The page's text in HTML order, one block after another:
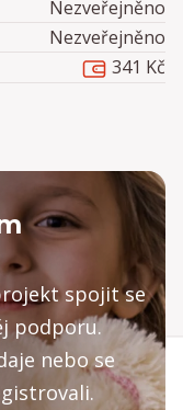
Nezveřejněno
Nezveřejněno
341 Kč
spojit se
podporu.
nebo se